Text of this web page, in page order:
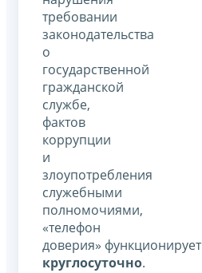
требовании
законодательства
о
государственной
гражданской
службе,
фактов
коррупции
и
злоупотребления
служебными
полномочиями,
«телефон
доверия» функционирует
круглосуточно.